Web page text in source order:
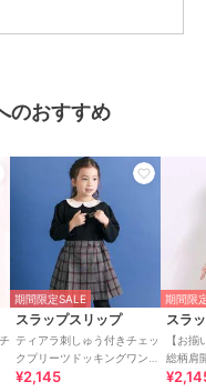
のおすすめ
期間限定SALE
スラップスリップ
ティアラ刺しゅう付きチェッ
クプリーツドッキングワンピ
ース(90~130cm)
¥2,145
期間限
スラ
【お
総柄肩